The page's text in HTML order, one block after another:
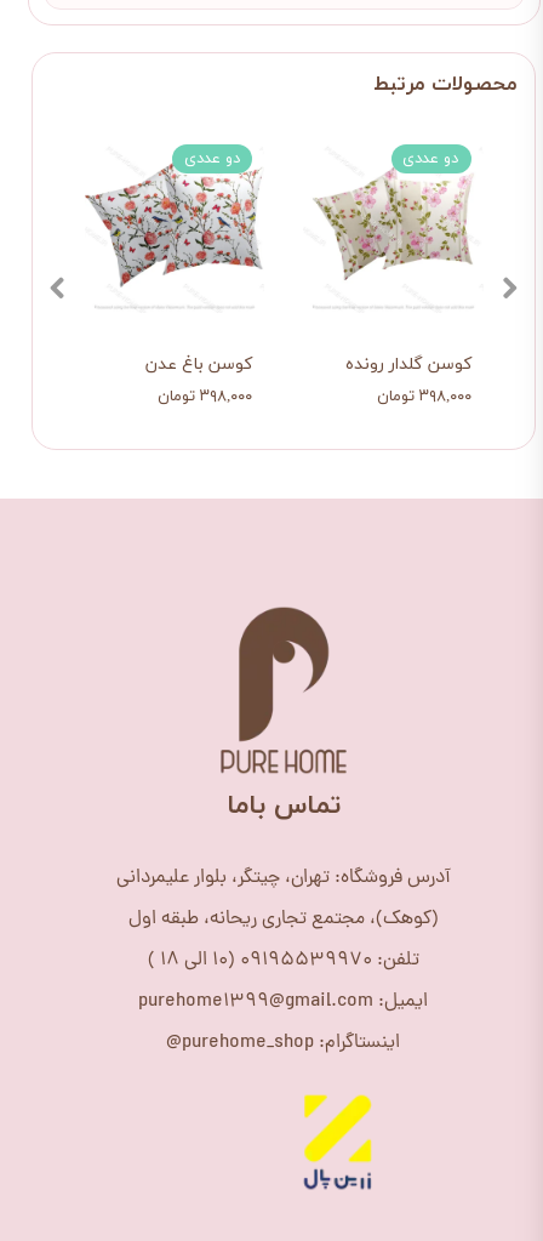
کوسن باغ عدن
۳۹۸,۰۰۰ تومان
دو عددی
کوسن گلدار رونده
۳۹۸,۰۰۰ تومان
دو عددی
​تماس باما
آدرس فروشگاه: تهران، چیتگر، بلوار علیمردانی
(کوهک)، مجتمع تجاری ریحانه، طبقه اول
تلفن: 09195539970 (10 الی 18 )
ایمیل: purehome1399@gmail.com
اینستاگرام: purehome_shop@